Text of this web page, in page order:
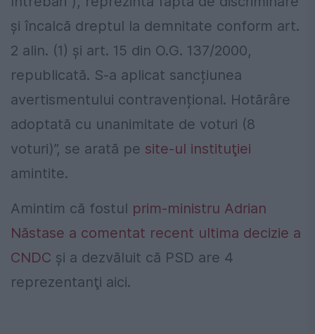
și încalcă dreptul la demnitate conform art.
2 alin. (1) și art. 15 din O.G. 137/2000,
republicată. S-a aplicat sancțiunea
avertismentului contravențional. Hotărâre
adoptată cu unanimitate de voturi (8
voturi)”, se arată pe site-ul instituţiei
amintite.
Amintim că fostul prim-ministru Adrian
Năstase a comentat recent ultima decizie a
CNDC şi a dezvăluit că PSD are 4
reprezentanţi aici.